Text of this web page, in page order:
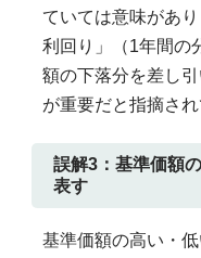
ていては意味があ
利回り」（1年間の
額の下落分を差し
が重要だと指摘され
誤解3：基準価額
表す
基準価額の高い・